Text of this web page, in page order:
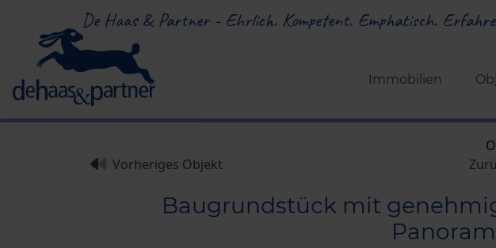
De Haas & Partner - Ehrlich. Kompetent. Emphatisch.
Immobilien
Vorheriges Objekt
Baugrundstück mit